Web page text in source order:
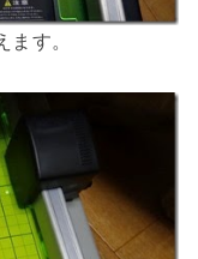
す。